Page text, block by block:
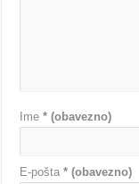
Ime* (obavezno)
E-pošta* (obavezno)